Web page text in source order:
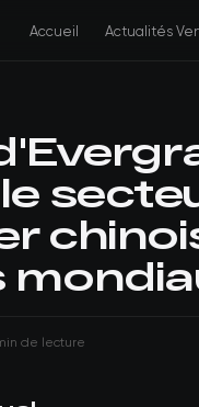
Accueil Actualités
de lecture